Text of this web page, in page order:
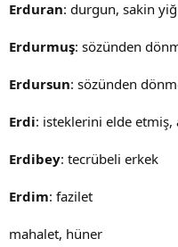
Erduran: durgun, sakin
Erdurmuş: sözünden
Erdursun: sözünden
Erdi: isteklerini elde etmiş,
Erdibey: tecrübeli erkek
Erdim: fazilet
mahalet, hüner